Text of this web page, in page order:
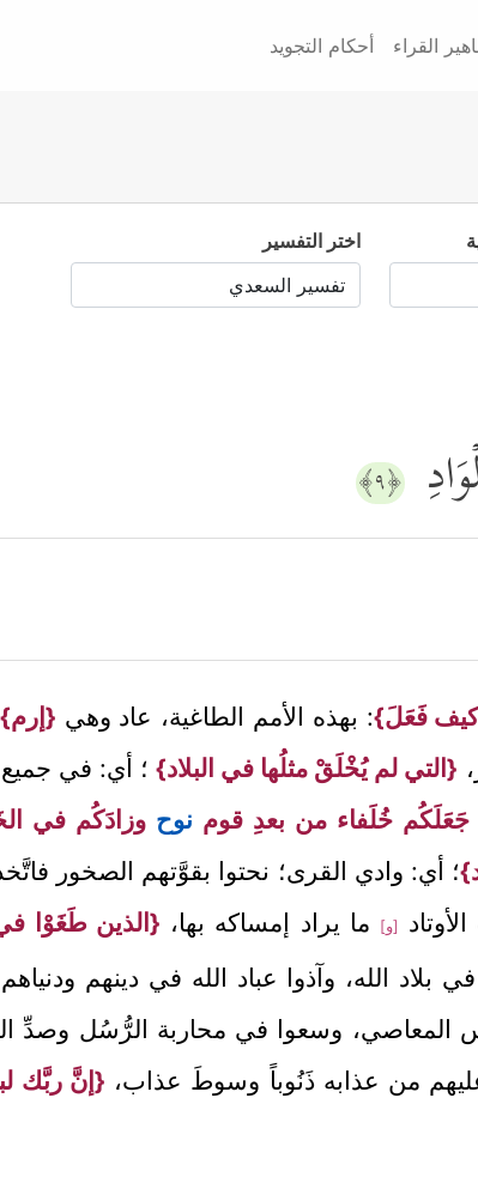
القراء أحكام التجويد
اختر التفسير
﴿٩﴾
فَعَلَ}: بهذه الأمم الطاغية، عاد وهي {إرم}
{التي لم يُخْلَقْ مثلُها في البلاد} ؛ أي: في جميع
جَعَلَكُم خُلَفاء من بعدِ قوم نوح وزادَكُم في
؛ أي: وادي القرى؛ نحتوا بقوَّتهم الصخور
[و] ما يراد إمساكه بها، {الذين طَغَوْا في
الله، وآذوا عباد الله في دينهم
المعاصي، وسعوا في محاربة الرُّسُل وصدِّ
من عذابه ذَنُوباً وسوطَ عذاب، {إنَّ ربَّك